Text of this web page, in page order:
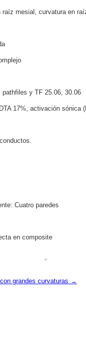
mesial, curvatura en
y TF 25.06, 30.06
17%, activación sónica
Cuatro paredes
en composite
grandes curvaturas →